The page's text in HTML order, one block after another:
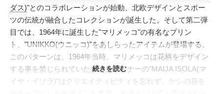
ダス)"とのコラボレーションが始動、北欧デザインとスポー
ツの伝統が融合したコレクションが誕生した。そして第二弾
目では、1964年に誕生した"マリメッコ"の有名なプリン
ト、"UNIKKO(ウニッコ)"をあしらったアイテムが登場する。
このパターンは、1964年当時、マリメッコは花柄をデザイン
する事を禁じられていたが、デザイナーの"MAIJA ISOLA(マ
イヤ・イソラ)"はクリエイティビティを忘れず、ケシの花を
続きを読む